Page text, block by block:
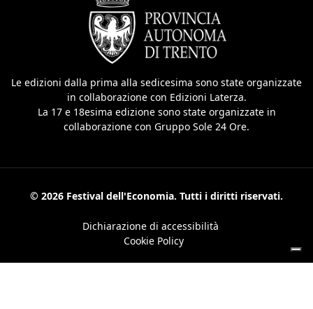
Le edizioni dalla prima alla sedicesima sono state organizzate
in collaborazione con Edizioni Laterza.
La 17 e 18esima edizione sono state organizzate in
collaborazione con Gruppo Sole 24 Ore.
© 2026 Festival dell'Economia. Tutti i diritti riservati.
Dichiarazione di accessibilità
Cookie Policy